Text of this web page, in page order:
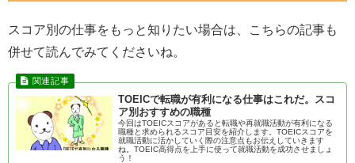
スコア別の仕事をもっと知りたい場合は、こちらの記事も
併せて読んでみてくださいね。
TOEICで転職が有利になる仕事はこれだ。スコ
ア別おすすめの職種
今回はTOEICスコアがあると転職や再就職活動が有利になる
職種と求められるスコア目安を紹介します。TOEICスコアを
就職活動に活かしていく際の注意点もお伝えしていきます
ね。TOEIC高得点を上手に使って就職活動を成功させましょ
う！